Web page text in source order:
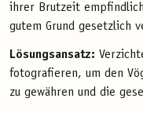
ihrer Brutzeit
gutem Grund gesetzlich
Lösungsansatz:
fotografieren, um den
zu gewähren und die